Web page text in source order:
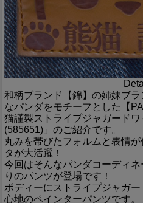
和柄ブランド【錦】の姉妹ブ
なパンダをモチーフとした【
猫謹製ストライプジャガード
(585651)」のご紹介です。
丸みを帯びたフォルムと表情
タが大活躍！
今回はそんなパンダコーディ
りのパンツが登場です！
ボディーにストライプジャガ
心地のペインターパンツです。